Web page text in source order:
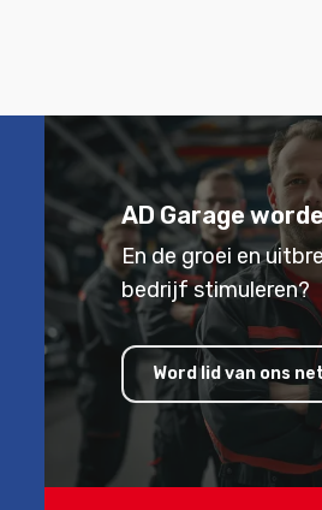
AD Garage
En de groei en
bedrijf stimuleren?
Word lid van ons